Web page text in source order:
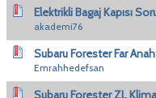
Elektrikli Bagaj Kapısı
akademi76
Subaru Forester Far
Emrahhedefsan
Subaru Forester ZL